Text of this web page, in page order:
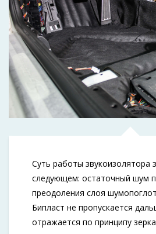
Суть работы звукоизолятора
следующем: остаточный шум
преодоления слоя
Бипласт не пропускается
отражается по принципу